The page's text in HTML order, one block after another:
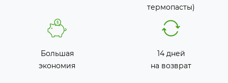
термопасты)
Большая
экономия
14 дней
на возврат